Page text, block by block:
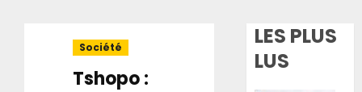
Société
Tshopo :
LES PLUS
LUS